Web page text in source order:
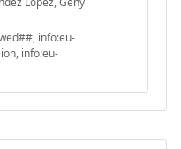
info:eu-
info:eu-